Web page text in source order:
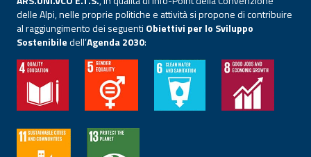
delle Alpi, nelle proprie politiche e attività si propone di contribuire
al raggiungimento dei seguenti Obiettivi per lo Sviluppo
Sostenibiledell’Agenda 2030: